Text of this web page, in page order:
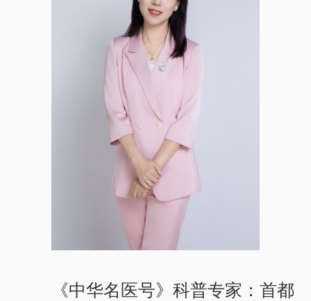
《中华名医号》科普专家：首都